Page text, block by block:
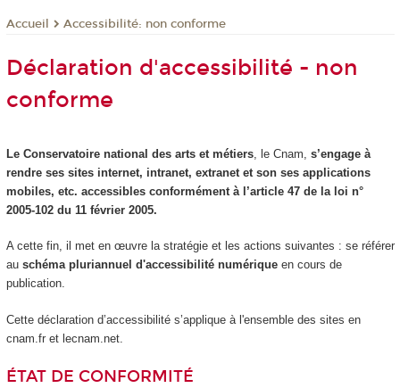
Accueil Accessibilité: non conforme
Déclaration d'accessibilité - non
conforme
Le Conservatoire national des arts et métiers, le Cnam, s’engage à
rendre ses sites internet, intranet, extranet et son ses applications
mobiles, etc. accessibles conformément à l’article 47 de la loi n°
2005-102 du 11 février 2005.
A cette fin, il met en œuvre la stratégie et les actions suivantes : se référer
au schéma pluriannuel d'accessibilité numériqueen cours de
publication.
Cette déclaration d’accessibilité s’applique à l'ensemble des sites en
cnam.fr et lecnam.net.
ÉTAT DE CONFORMITÉ